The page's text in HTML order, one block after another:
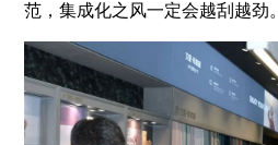
范，集成化之风一定会越刮越劲。